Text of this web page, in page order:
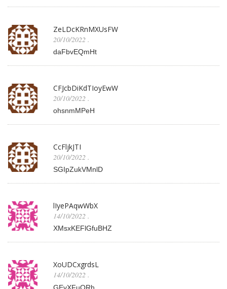
ZeLDcKRnMXUsFW
20/10/2022 .
daFbvEQmHt
CFJcbDiKdTIoyEwW
20/10/2022 .
ohsnmMPeH
CcFljkJTI
20/10/2022 .
SGIpZukVMnlD
lIyePAqwWbX
14/10/2022 .
XMsxKEFlGfuBHZ
XoUDCxgrdsL
14/10/2022 .
GEvXFuORh